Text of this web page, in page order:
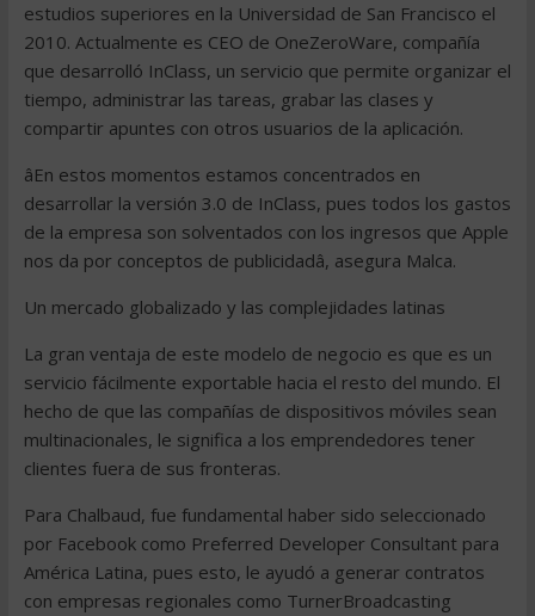
estudios superiores en la Universidad de San Francisco el
2010. Actualmente es CEO de OneZeroWare, compañía
que desarrolló InClass, un servicio que permite organizar el
tiempo, administrar las tareas, grabar las clases y
compartir apuntes con otros usuarios de la aplicación.
âEn estos momentos estamos concentrados en
desarrollar la versión 3.0 de InClass, pues todos los gastos
de la empresa son solventados con los ingresos que Apple
nos da por conceptos de publicidadâ, asegura Malca.
Un mercado globalizado y las complejidades latinas
La gran ventaja de este modelo de negocio es que es un
servicio fácilmente exportable hacia el resto del mundo. El
hecho de que las compañías de dispositivos móviles sean
multinacionales, le significa a los emprendedores tener
clientes fuera de sus fronteras.
Para Chalbaud, fue fundamental haber sido seleccionado
por Facebook como Preferred Developer Consultant para
América Latina, pues esto, le ayudó a generar contratos
con empresas regionales como TurnerBroadcasting